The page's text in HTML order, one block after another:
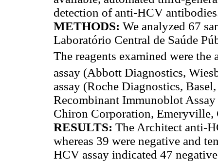
detection of anti-HCV
METHODS: We analyzed 67
Laboratório Central de Saúde
The reagents examined were
assay (Abbott Diagnostics,
assay (Roche Diagnostics,
Recombinant Immunoblot
Chiron Corporation, Emeryville,
RESULTS: The Architect anti-
whereas 39 were negative and
HCV assay indicated 47